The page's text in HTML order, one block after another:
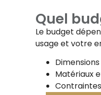
Quel
Le budget
usage et votre
Matériaux